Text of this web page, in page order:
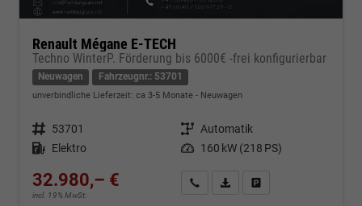
Renault Mégane E-TECH
Techno WinterP. Förderung bis 6000€ -frei konfigurierbar
Neuwagen Fahrzeugnr.: 53701
unverbindliche Lieferzeit: ca 3-5 Monate Neuwagen
Fahrzeugnr. 53701 Getriebe Automatik
Kraftstoff Elektro Leistung 160 kW (218 PS)
32.980,– €
incl. 19% MwSt.
Kontakt & Angebot anfordern
PDF-Datei, Fahrzeugexposé